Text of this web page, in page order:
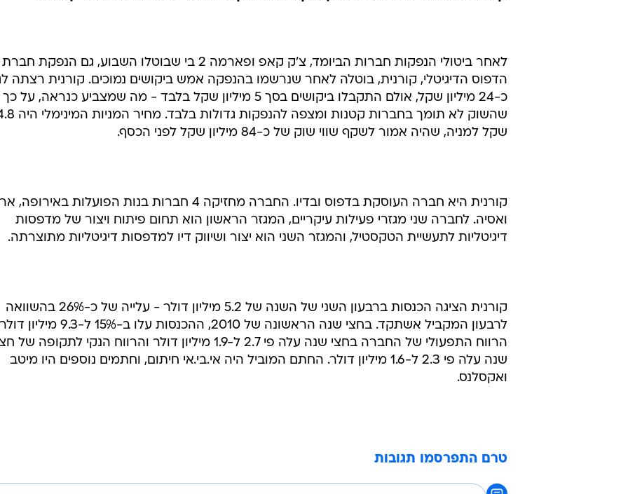
לאחר ביטולי הנפקות חברות הביומד, צ'ק קאפ ופארמה 2 בי שבוטלו השבוע, גם הנפקת חברת
הדפוס הדיגיטלי, קורנית, בוטלה לאחר שנרשמו בהנפקה אמש ביקושים נמוכים. קורנית רצתה
כ-24 מיליון שקל, אולם התקבלו ביקושים בסך 5 מיליון שקל בלבד - מה שמצביע כנראה, על כך
שהשוק לא תומך בחברות קטנות ומצפה להנפקות גדולות בלבד.
שקל למניה, שהיה אמור לשקף שווי שוק של כ-84 מיליון שקל לפני הכסף.
קורנית היא חברה העוסקת בדפוס ובדיו. החברה מחזיקה 4 חברות בנות הפועלות
ואסיה. לחברה שני מגזרי פעילות עיקריים, המגזר הראשון הוא תחום פיתוח ויצור של מדפסות
דיגיטליות לתעשיית הטקסטיל, והמגזר השני הוא יצור ושיווק דיו למדפסות דיגיטליות מתוצרתה.
קורנית הציגה הכנסות ברבעון השני של השנה של 5.2 מיליון דולר - עלייה של כ-26% בהשוואה
לרבעון המקביל אשתקד. בחצי שנה הראשונה של 2010, ההכנסות עלו ב-15% ל-9.3
הרווח התפעולי של החברה בחצי שנה עלה פי 2.7 ל-1.9 מיליון דולר והרווח הנקי לתקופה של
שנה עלה פי 2.3 ל-1.6 מיליון דולר. החתם המוביל היה אי.בי.אי חיתום, וחתמים נוספים היו מיטב
ואקסלנס.
טרם התפרסמו תגובות